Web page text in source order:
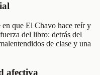
que El Chavo hace reír y
del libro: detrás del
de clase y una
afectiva